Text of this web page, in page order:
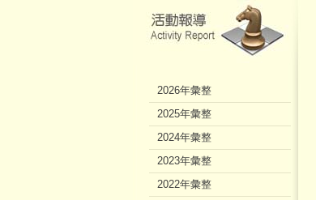
2026年彙整
2025年彙整
2024年彙整
2023年彙整
2022年彙整